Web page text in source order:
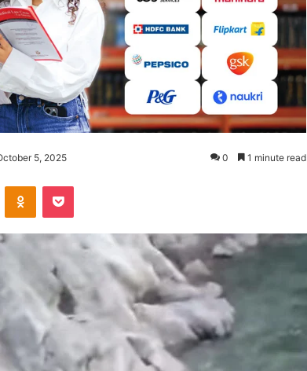
5, 2025 0 1 minute read